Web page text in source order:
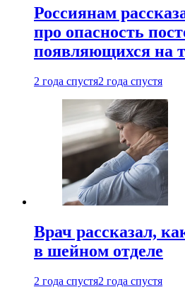
Россиянам
про опасность
появляющихся на
2 года спустя2 года спустя
Врач рассказал,
в шейном отделе
2 года спустя2 года спустя